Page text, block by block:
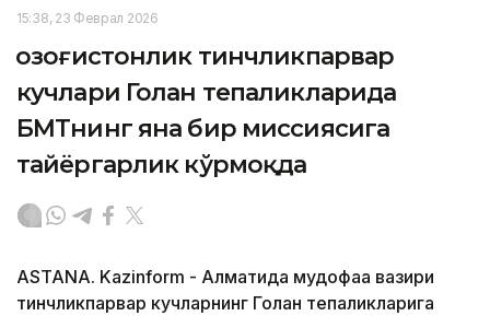
15:38, 23 Феврал 2026
Қозоғистонлик тинчликпарвар
кучлари Голан тепаликларида
БМТнинг яна бир миссиясига
тайёргарлик кўрмоқда
ASTANA. Kazinform - Алматида мудофаа вазири
тинчликпарвар кучларнинг Голан тепаликларига